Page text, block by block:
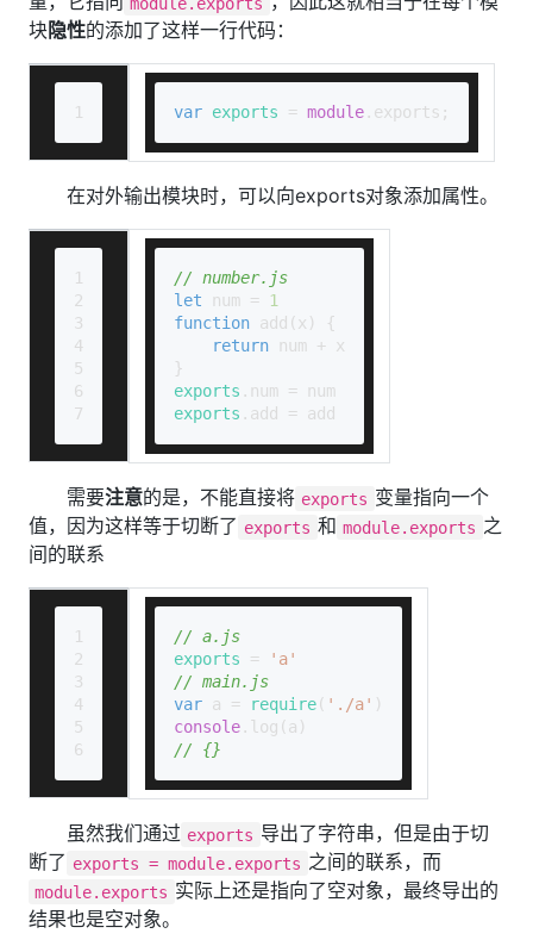
块隐性的添加了这样一行代码：
1 var exports = module . exports ;
在对外输出模块时，可以向exports对象添加属性。
1
2
3
4
5
6
7
// number.js
let num = 1
function add (x ) {
return num + x
}
exports . num = num
exports . add = add
需要注意的是，不能直接将 exports 变量指向一个
值，因为这样等于切断了 exports 和 module.exports 之
间的联系
1
2
3
4
5
6
// a.js
exports =
'a'
// main.js
var a = require( './a' )
console . log (a)
// {}
虽然我们通过 exports 导出了字符串，但是由于切
断了 exports = module.exports 之间的联系，而
module.exports 实际上还是指向了空对象，最终导出的
结果也是空对象。